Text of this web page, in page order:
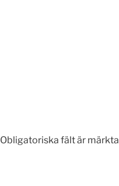
Obligatoriska fält är märkta